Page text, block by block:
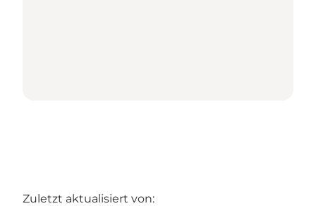
Zuletzt aktualisiert von: